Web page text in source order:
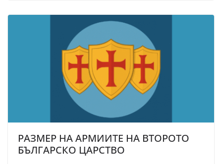
РАЗМЕР НА АРМИИТЕ НА ВТОРОТО
БЪЛГАРСКО ЦАРСТВО